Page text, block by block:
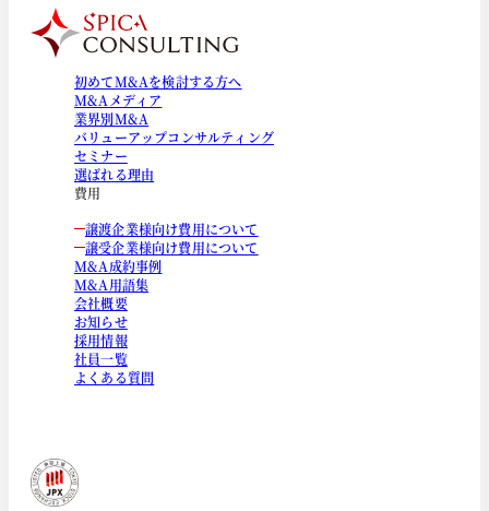
初めてM&Aを検討する方へ
M&Aメディア
業界別M&A
バリューアップコンサルティング
セミナー
選ばれる理由
費用
譲渡企業様向け費用について
譲受企業様向け費用について
M&A成約事例
M&A用語集
会社概要
お知らせ
採用情報
社員一覧
よくある質問